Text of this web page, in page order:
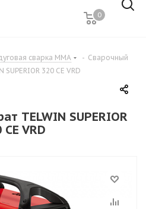
0
сварка MMA - Сварочный
SUPERIOR 320 CE VRD
TELWIN SUPERIOR
CE VRD